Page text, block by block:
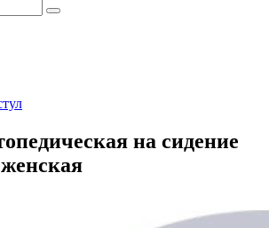
на сидение